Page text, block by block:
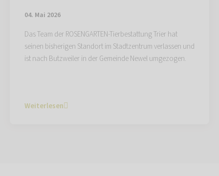
04. Mai 2026
Das Team der ROSENGARTEN-Tierbestattung Trier hat
seinen bisherigen Standort im Stadtzentrum verlassen und
ist nach Butzweiler in der Gemeinde Newel umgezogen.
Weiterlesen